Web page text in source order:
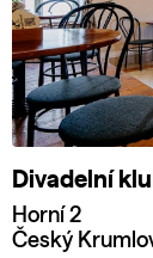
Divadelní
Horní 2
Český